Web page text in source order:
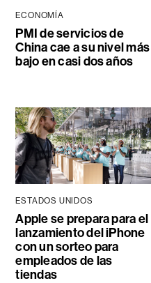
ECONOMÍA
PMI de servicios de
China cae a su nivel más
bajo en casi dos años
ESTADOS UNIDOS
Apple se prepara para el
lanzamiento del iPhone
con un sorteo para
empleados de las
tiendas